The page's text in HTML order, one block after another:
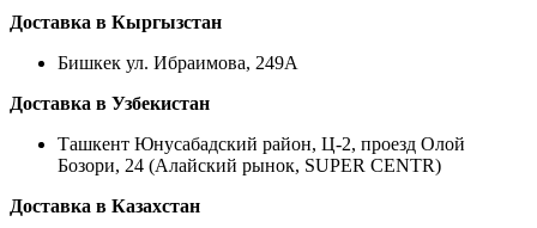
Доставка в Кыргызстан
Бишкек ул. Ибраимова, 249А
Доставка в Узбекистан
Ташкент Юнусабадский район, Ц-2, проезд Олой
Бозори, 24 (Алайский рынок, SUPER CENTR)
Доставка в Казахстан